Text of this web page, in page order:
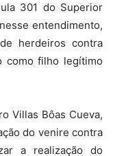
301 do Superior
entendimento,
herdeiros contra
como filho legítimo
Villas Bôas Cueva,
do venire contra
a realização do